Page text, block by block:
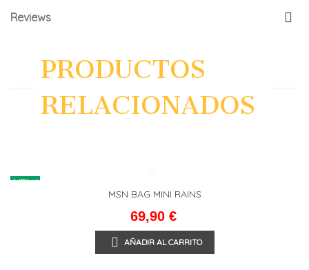
Reviews
PRODUCTOS
RELACIONADOS
NEW
MSN BAG MINI RAINS
69,90 €
AÑADIR AL CARRITO